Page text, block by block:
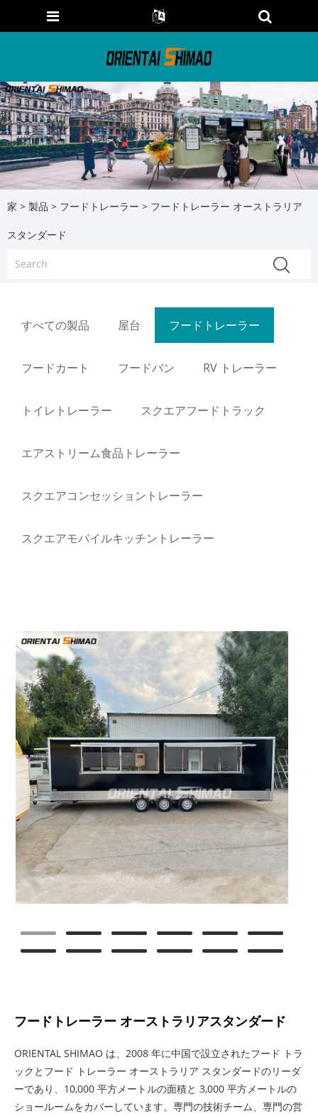
家 > 製品 > フードトレーラー > フードトレーラー オーストラリア
スタンダード
すべての製品 屋台 フードトレーラー
フードカート フードバン RV トレーラー
トイレトレーラー スクエアフードトラック
エアストリーム食品トレーラー
スクエアコンセッショントレーラー
スクエアモバイルキッチントレーラー
フードトレーラー オーストラリアスタンダード
ORIENTAL SHIMAO は、2008 年に中国で設立されたフード トラ
ックとフード トレーラー オーストラリア スタンダードのリーダ
ーであり、10,000 平方メートルの面積と 3,000 平方メートルの
ショールームをカバーしています。専門の技術チーム、専門の営